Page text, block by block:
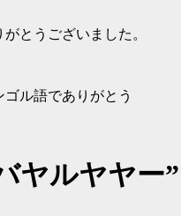
がとうございました。
ゴル語でありがとう
ヤルヤヤー”